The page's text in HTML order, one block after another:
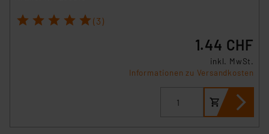
1 2 3 4 5 (3)
1.44 CHF
inkl. MwSt.
Informationen zu Versandkosten